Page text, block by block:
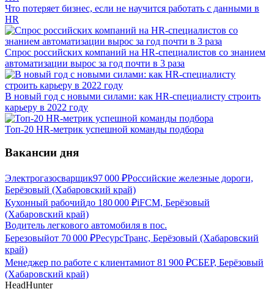
Что потеряет бизнес, если не научится работать с данными в
HR
Спрос российских компаний на HR-специалистов со знанием
автоматизации вырос за год почти в 3 раза
В новый год с новыми силами: как HR-специалисту строить
карьеру в 2022 году
Топ-20 HR-метрик успешной команды подбора
Вакансии дня
Электрогазосварщик97 000 ₽Российские железные дороги,
Берёзовый (Хабаровский край)
Кухонный рабочийдо 180 000 ₽iFCM, Берёзовый
(Хабаровский край)
Водитель легкового автомобиля в пос.
Березовыйот 70 000 ₽РесурсТранс, Берёзовый (Хабаровский
край)
Менеджер по работе с клиентамиот 81 900 ₽СБЕР, Берёзовый
(Хабаровский край)
HeadHunter